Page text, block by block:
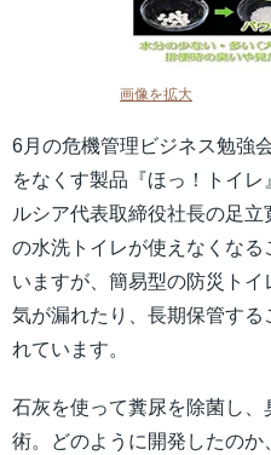
画像を拡大
6月の危機管理ビジネス勉強
をなくす製品『ほっ！トイ
ルシア代表取締役社長の足立
の水洗トイレが使えなくな
いますが、簡易型の防災ト
気が漏れたり、長期保管す
れています。
石灰を使って糞尿を除菌し
術。どのように開発したの